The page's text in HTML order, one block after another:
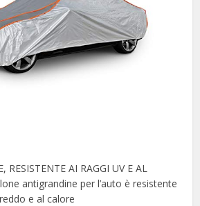
RESISTENTE AI RAGGI UV E AL
antigrandine per l’auto è resistente
e al calore